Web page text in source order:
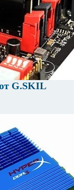
G.SKIL